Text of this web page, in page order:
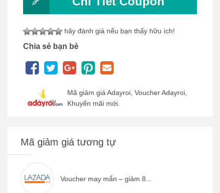
hãy đánh giá nếu bạn thấy hữu ích!
Chia sẻ bạn bè
Mã giảm giá Adayroi, Voucher Adayroi,
Khuyến mãi mới.
Mã giảm giá tương tự
Voucher may mắn – giảm 8...